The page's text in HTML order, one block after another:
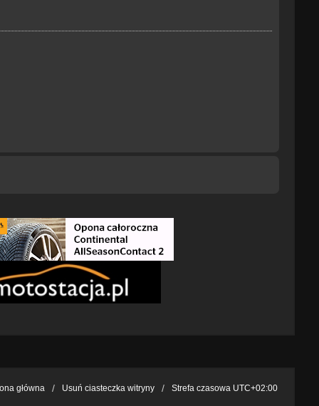
główna Usuń ciasteczka witryny Strefa czasowa UTC+02:00